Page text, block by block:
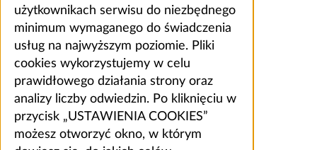
użytkownikach serwisu do niezbędnego
minimum wymaganego do świadczenia
usług na najwyższym poziomie. Pliki
cookies wykorzystujemy w celu
prawidłowego działania strony oraz
analizy liczby odwiedzin. Po kliknięciu w
przycisk „USTAWIENIA COOKIES”
możesz otworzyć okno, w którym